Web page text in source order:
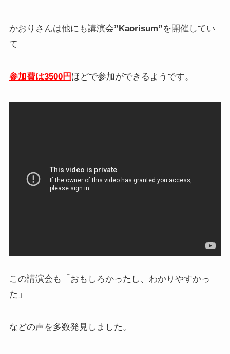
かおりさんは他にも講演会”Kaorisum”を開催してい
て
参加費は3500円 ほどで参加ができるようです。
この講演会も「おもしろかったし、わかりやすかっ
た」
などの声を多数発見しました。